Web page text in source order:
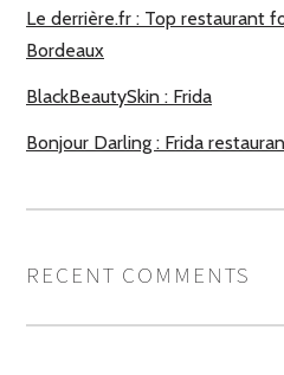
Le derrière.fr : Top restaurant
Bordeaux
BlackBeautySkin : Frida
Bonjour Darling : Frida
RECENT COMMENTS